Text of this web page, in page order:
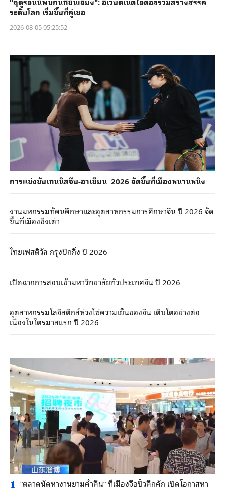
ระดับโลก เริ่มขึ้นที่คู่เชอ
2026-08-05 05:25:52
การแข่งขันเทนนิสจีน-อาเซียน 2026 จัดขึ้นที่เมืองหนานหนิง
งานมหกรรมทัศนศึกษาและอุตสาหกรรมการศึกษาจีน ปี 2026 จัด
ขึ้นที่เมืองชิงเต่า
ไทยเฟสติวัล กรุงปักกิ่ง ปี 2026
เปิดฉากการสอบเข้ามหาวิทยาลัยทั่วประเทศจีน ปี 2026
อุตสาหกรรมโลจิสติกส์ห่วงโซ่ความเย็นของจีน เติบโตอย่างต่อ
เนื่องในไตรมาสแรก ปี 2026
1 “ตลาดนัดหางานยามค่ำคืน” ที่เมืองจือปั๋วคึกคัก เปิดโอกาสหา